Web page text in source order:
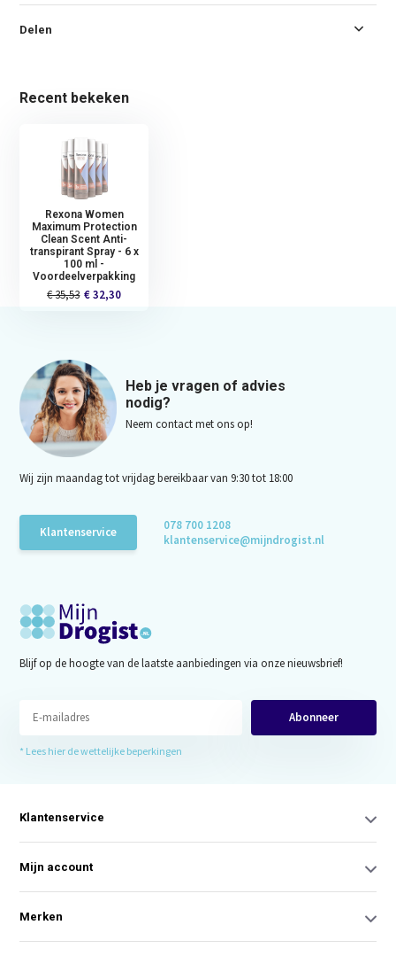
Delen
Recent bekeken
Rexona Women
Maximum Protection
Clean Scent Anti-
transpirant Spray - 6 x
100 ml -
Voordeelverpakking
€ 35,53 € 32,30
Heb je vragen of advies
nodig?
Neem contact met ons op!
Wij zijn maandag tot vrijdag bereikbaar van 9:30 tot 18:00
Klantenservice
078 700 1208
klantenservice@mijndrogist.nl
Blijf op de hoogte van de laatste aanbiedingen via onze nieuwsbrief!
Abonneer
* Lees hier de wettelijke beperkingen
Klantenservice
Mijn account
Merken